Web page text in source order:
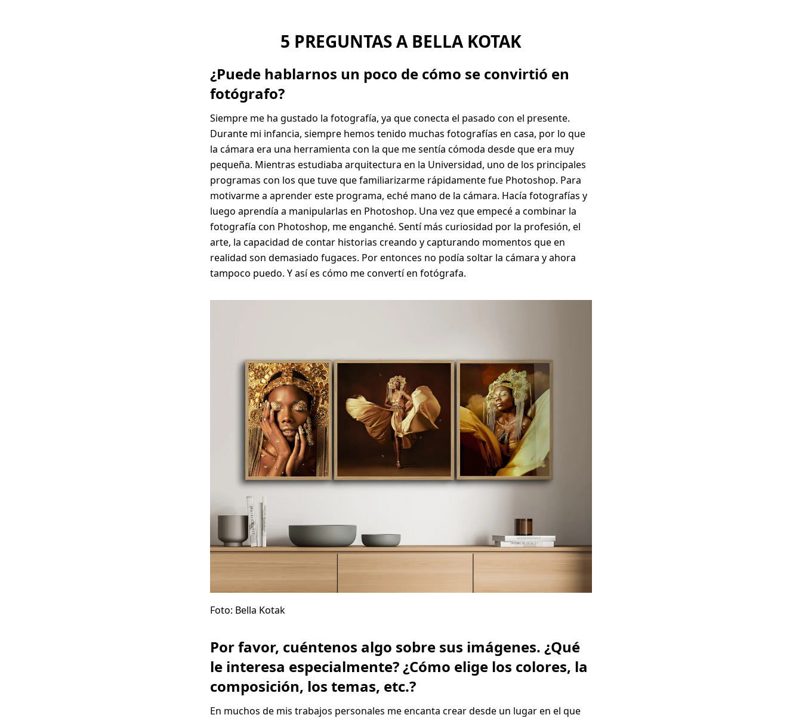
5 PREGUNTAS A BELLA KOTAK
¿Puede hablarnos un poco de cómo se convirtió en
fotógrafo?
Siempre me ha gustado la fotografía, ya que conecta el pasado con el presente.
Durante mi infancia, siempre hemos tenido muchas fotografías en casa, por lo que
la cámara era una herramienta con la que me sentía cómoda desde que era muy
pequeña. Mientras estudiaba arquitectura en la Universidad, uno de los principales
programas con los que tuve que familiarizarme rápidamente fue Photoshop. Para
motivarme a aprender este programa, eché mano de la cámara. Hacía fotografías y
luego aprendía a manipularlas en Photoshop. Una vez que empecé a combinar la
fotografía con Photoshop, me enganché. Sentí más curiosidad por la profesión, el
arte, la capacidad de contar historias creando y capturando momentos que en
realidad son demasiado fugaces. Por entonces no podía soltar la cámara y ahora
tampoco puedo. Y así es cómo me convertí en fotógrafa.
Foto: Bella Kotak
Por favor, cuéntenos algo sobre sus imágenes. ¿Qué
le interesa especialmente? ¿Cómo elige los colores, la
composición, los temas, etc.?
En muchos de mis trabajos personales me encanta crear desde un lugar en el que